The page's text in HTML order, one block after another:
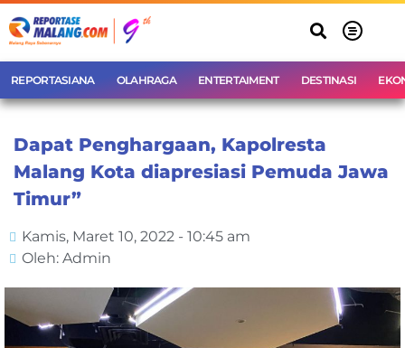
REPORTASIANA OLAHRAGA ENTERTAIMENT DESTINASI
Dapat Penghargaan, Kapolresta
Malang Kota diapresiasi Pemuda Jawa
Timur”
Kamis, Maret 10, 2022 - 10:45 am
Oleh: Admin